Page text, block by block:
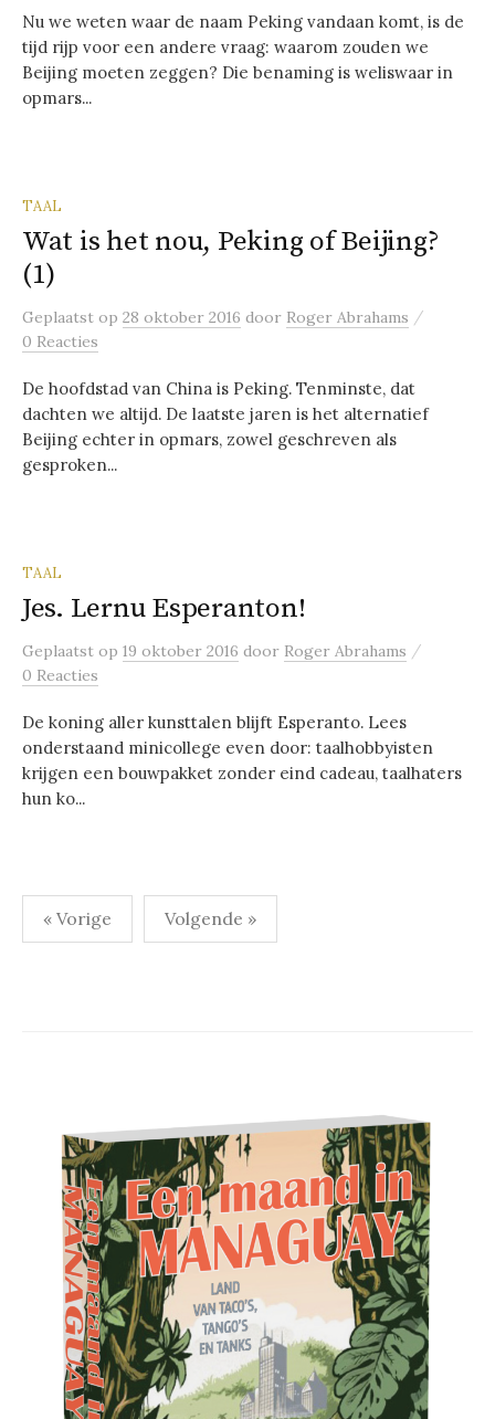
Nu we weten waar de naam Peking vandaan komt, is de
tijd rijp voor een andere vraag: waarom zouden we
Beijing moeten zeggen? Die benaming is weliswaar in
opmars...
TAAL
Wat is het nou, Peking of Beijing?
(1)
Geplaatst op 28 oktober 2016 door Roger Abrahams /
0 Reacties
De hoofdstad van China is Peking. Tenminste, dat
dachten we altijd. De laatste jaren is het alternatief
Beijing echter in opmars, zowel geschreven als
gesproken...
TAAL
Jes. Lernu Esperanton!
Geplaatst op 19 oktober 2016 door Roger Abrahams /
0 Reacties
De koning aller kunsttalen blijft Esperanto. Lees
onderstaand minicollege even door: taalhobbyisten
krijgen een bouwpakket zonder eind cadeau, taalhaters
hun ko...
Berichten
paginering
« Vorige Volgende »